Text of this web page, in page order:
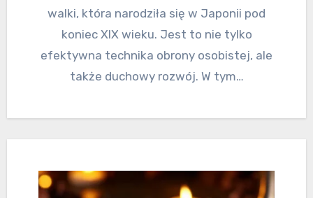
walki, która narodziła się w Japonii pod
koniec XIX wieku. Jest to nie tylko
efektywna technika obrony osobistej, ale
także duchowy rozwój. W tym…